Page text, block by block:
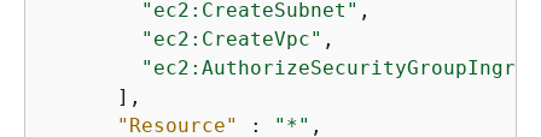
"ec2:CreateSubnet" ,
"ec2:CreateVpc" ,
      ],
"Resource"
: "*" ,